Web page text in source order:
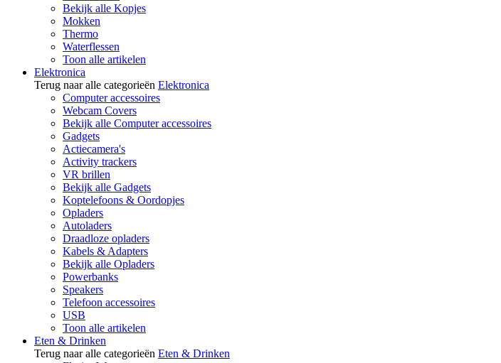
Bekijk alle Kopjes
Mokken
Thermo
Waterflessen
Toon alle artikelen
Elektronica
Terug naar alle categorieën Elektronica
Computer accessoires
Webcam Covers
Bekijk alle Computer accessoires
Gadgets
Actiecamera's
Activity trackers
VR brillen
Bekijk alle Gadgets
Koptelefoons & Oordopjes
Opladers
Autoladers
Draadloze opladers
Kabels & Adapters
Bekijk alle Opladers
Powerbanks
Speakers
Telefoon accessoires
USB
Toon alle artikelen
Eten & Drinken
Terug naar alle categorieën Eten & Drinken